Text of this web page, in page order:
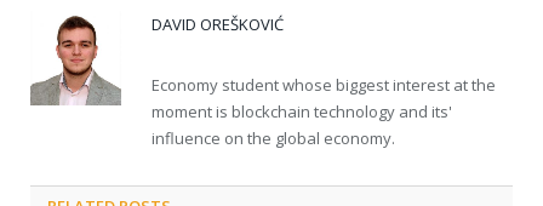
DAVID OREŠKOVIĆ
Economy student whose biggest interest at the
moment is blockchain technology and its'
influence on the global economy.